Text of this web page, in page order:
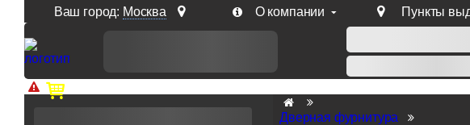
Ваш город: Москва О компании Пункты
Доп. скидка от цен на сайте 7% при заказе от 50 тыс. руб продукции
Дверная фурнитура